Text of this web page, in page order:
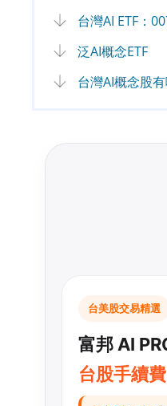
台灣AI ETF：
泛AI概念ETF
台灣AI概念股
台美股交易精選
富邦 AI
台股手續